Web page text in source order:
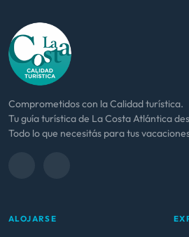
Comprometidos con la Calidad turística.
Tu guía turística de La Costa Atlántica
Todo lo que necesitás para tus
ALOJARSE